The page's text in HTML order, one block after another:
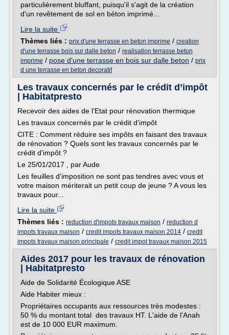
particulièrement bluffant, puisqu'il s'agit de la création
d'un revêtement de sol en béton imprimé...
Lire la suite
Thèmes liés : prix d'une terrasse en beton imprime / creation
d'une terrasse bois sur dalle beton / realisation terrasse beton
imprime / pose d'une terrasse en bois sur dalle beton / prix
d une terrasse en beton decoratif
Les travaux concernés par le crédit d’impôt
| Habitatpresto
Recevoir des aides de l'Etat pour rénovation thermique
Les travaux concernés par le crédit d'impôt
CITE : Comment réduire ses impôts en faisant des travaux
de rénovation ? Quels sont les travaux concernés par le
crédit d'impôt ?
Le 25/01/2017 , par Aude
Les feuilles d'imposition ne sont pas tendres avec vous et
votre maison mériterait un petit coup de jeune ? A vous les
travaux pour...
Lire la suite
Thèmes liés : reduction d'impots travaux maison / reduction d
impots travaux maison / credit impots travaux maison 2014 / credit
impots travaux maison principale / credit impot travaux maison 2015
Aides 2017 pour les travaux de rénovation
| Habitatpresto
Aide de Solidarité Écologique ASE
Aide Habiter mieux :
Propriétaires occupants aux ressources très modestes :
50 % du montant total des travaux HT. L'aide de l'Anah
est de 10 000 EUR maximum.